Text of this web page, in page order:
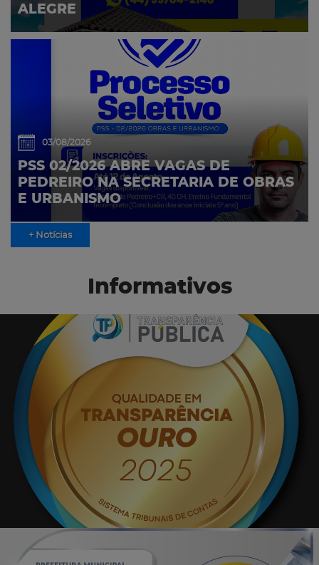
ALEGRE
03/08/2026
PSS 02/2026 ABRE VAGAS DE
PEDREIRO NA SECRETARIA DE OBRAS
E URBANISMO
+ Notícias
Informativos